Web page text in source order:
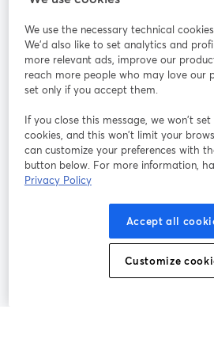
Mitmachen
Webinar Facebook
Nutzungsbedingungen
wird in einem
Datenschutzrichtlinie
wird in einem
Cookie-Einstellungen
We use the necessary technical
We'd also like to set analytics and
more relevant ads, improve our
reach more people who may love our
set only if you accept them.
If you close this message, we won’t
cookies, and this won’t limit your
can customize your preferences with
button below. For more information,
Privacy Policy
Accept all
Customize